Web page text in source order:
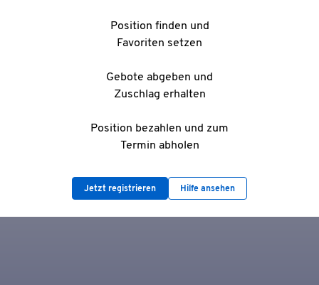
Position finden und
Favoriten setzen
Gebote abgeben und
Zuschlag erhalten
Position bezahlen und zum
Termin abholen
Jetzt registrieren Hilfe ansehen